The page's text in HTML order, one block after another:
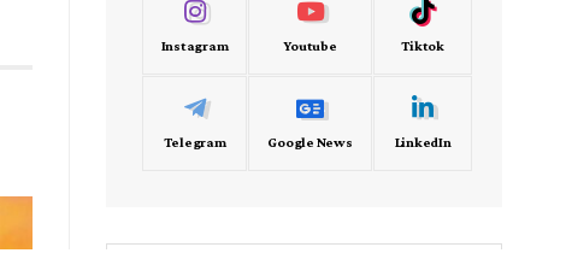
Instagram Youtube Tiktok
Telegram Google News LinkedIn